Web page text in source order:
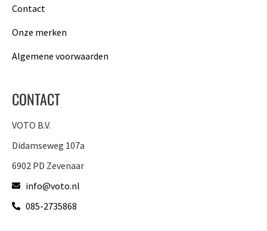
Contact
Onze merken
Algemene voorwaarden
CONTACT
VOTO B.V.
Didamseweg 107a
6902 PD Zevenaar
info@voto.nl
085-2735868